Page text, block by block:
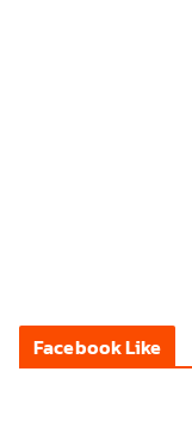
Facebook Like